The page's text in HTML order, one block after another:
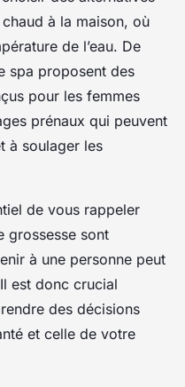
à la maison, où
de l’eau. De
spa proposent des
pour les femmes
prénaux qui peuvent
à soulager les
de vous rappeler
grossesse sont
à une personne peut
est donc crucial
des décisions
et celle de votre